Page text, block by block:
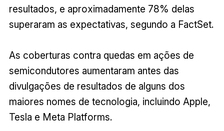
resultados, e aproximadamente 78% delas
superaram as expectativas, segundo a FactSet.
As coberturas contra quedas em ações de
semicondutores aumentaram antes das
divulgações de resultados de alguns dos
maiores nomes de tecnologia, incluindo Apple,
Tesla e Meta Platforms.